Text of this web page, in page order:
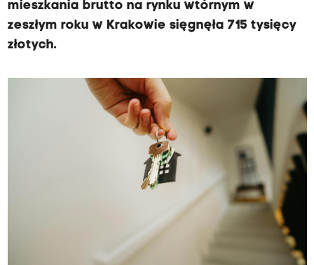
mieszkania brutto na rynku wtórnym w
zeszłym roku w Krakowie sięgnęła 715 tysięcy
złotych.